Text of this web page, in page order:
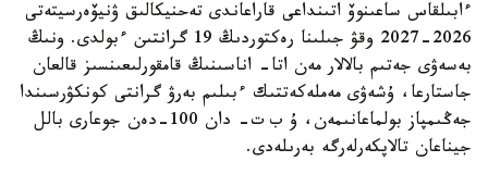
ءابىلقاس ساعىنوۆ اتىنداعى قاراعاندى تەحنيكالىق ۋنيۆەرسيتەتى
2026-2027 وقۋ جىلىنا رەكتوردىڭ 19 گرانتىن ءبولدى. ونىڭ
بەسەۋى جەتىم بالالار مەن اتا- اناسىنىڭ قامقورلىعىنسىز قالعان
جاستارعا، ۇشەۋى مەملەكەتتىك ءبىلىم بەرۋ گرانتى كونكۋرسىندا
جەڭىمپاز بولماعانىمەن، ۇ ب ت- دان 100-دەن جوعارى بالل
جيناعان تالاپكەرلەرگە بەرىلەدى.